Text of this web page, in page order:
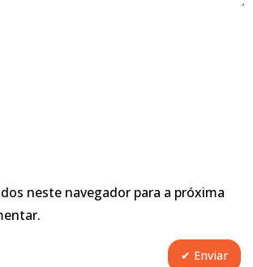
neste navegador para a próxima